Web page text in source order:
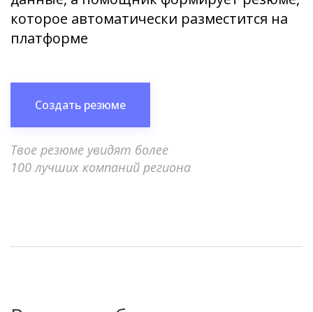
которое автоматически разместится на
платформе
Создать резюме
Твое резюме увидят более
100 лучших компаний региона